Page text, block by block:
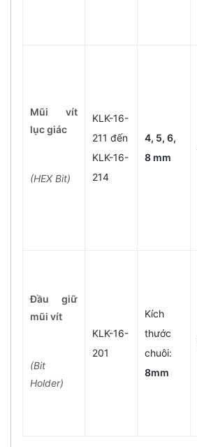
Mũi vít
lục giác
(HEX Bit)
KLK-16-
211 đến
KLK-16-
214
4, 5, 6,
8 mm
Đầu giữ
mũi vít
(Bit
Holder)
KLK-16-
201
Kích
thước
chuôi:
8mm